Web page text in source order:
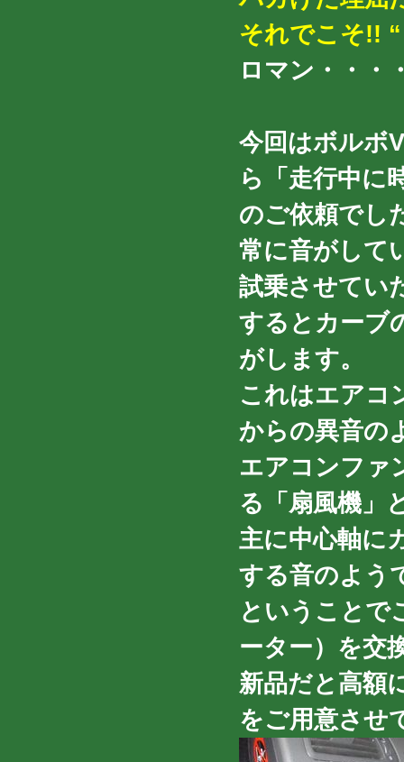
それでこそ!!
ロマン・・・
今回はボルボ
ら「走行中に
のご依頼でし
常に音がして
試乗させてい
するとカーブ
がします。
これはエアコ
からの異音の
エアコンファ
る「扇風機」
主に中心軸に
する音のよう
ということで
ーター）を交
新品だと高額
をご用意させ